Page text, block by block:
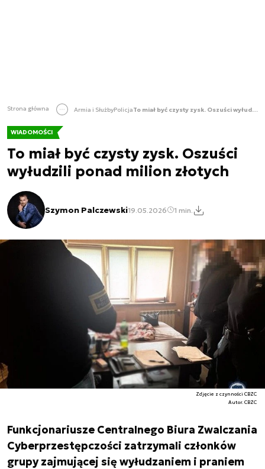
Strona główna Armia i SłużbyPolicja To miał być czysty zysk. Oszuści wyłudzili ponad milion złotych
WIADOMOŚCI
To miał być czysty zysk. Oszuści
wyłudzili ponad milion złotych
Szymon Palczewski19.05.2026 1 min.
Zdjęcie z czynności CBZC
Autor. CBZC
Funkcjonariusze Centralnego Biura Zwalczania
Cyberprzestępczości zatrzymali członków
grupy zajmującej się wyłudzaniem i praniem